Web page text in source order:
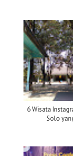
6 Wisata
Solo